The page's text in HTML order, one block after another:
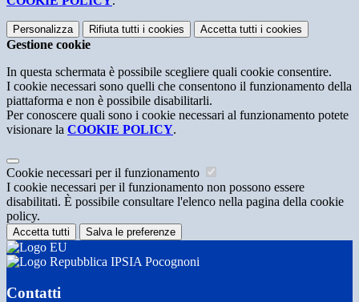
Personalizza Rifiuta tutti i cookies Accetta tutti i cookies
Gestione cookie
In questa schermata è possibile scegliere quali cookie consentire.
I cookie necessari sono quelli che consentono il funzionamento della
piattaforma e non è possibile disabilitarli.
Per conoscere quali sono i cookie necessari al funzionamento potete
visionare la COOKIE POLICY.
Cookie necessari per il funzionamento
I cookie necessari per il funzionamento non possono essere
disabilitati. È possibile consultare l'elenco nella pagina della cookie
policy.
Accetta tutti Salva le preferenze
IPSIA Pocognoni
Contatti